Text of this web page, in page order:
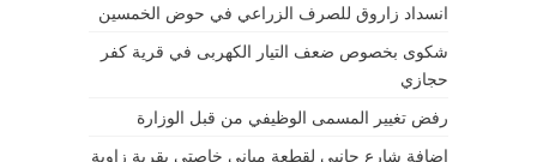
انسداد زاروق للصرف الزراعي في حوض الخمسين
شكوى بخصوص ضعف التيار الكهربى في قرية كفر
حجازي
رفض تغيير المسمى الوظيفي من قبل الوزارة
إضافة شارع جانبي لقطعة مباني خاصتي بقرية زاوية